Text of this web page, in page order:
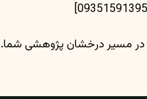
**شماره تماس موسسه سبز انگشتی: [09351591395]
مسیر درخشان پژوهشی شما.